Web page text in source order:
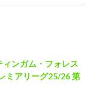
ィンガム・フォレス
ミアリーグ25/26 第